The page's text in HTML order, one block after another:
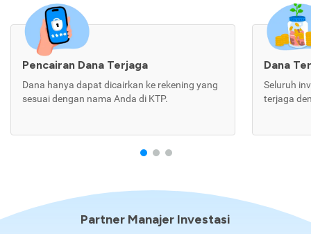
Pencairan Dana Terjaga
Dana hanya dapat dicairkan ke rekening yang
sesuai dengan nama Anda di KTP.
Dana
Seluruh
terjaga
Partner Manajer Investasi